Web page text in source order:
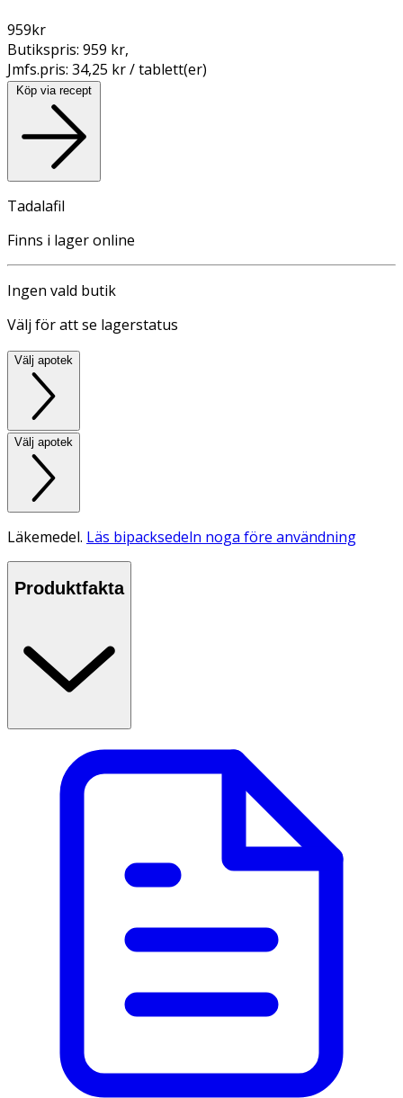
959kr
Butikspris: 959 kr,
Jmfs.pris: 34,25 kr / tablett(er)
Köp via recept
Tadalafil
Finns i lager online
Ingen vald butik
Välj för att se lagerstatus
Välj apotek
Välj apotek
Läkemedel. Läs bipacksedeln noga före användning
Produktfakta